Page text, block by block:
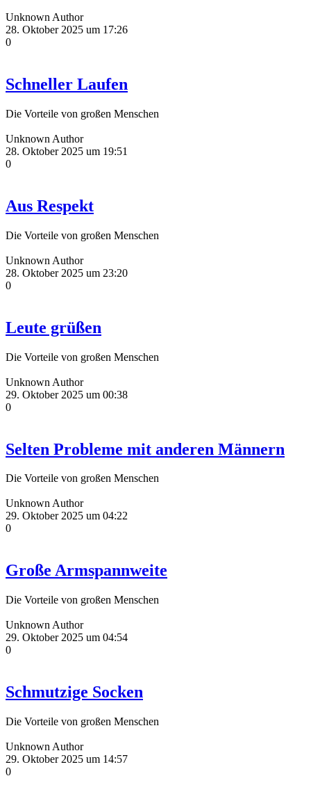
Unknown Author
28. Oktober 2025 um 17:26
0
Schneller Laufen
Die Vorteile von großen Menschen
Unknown Author
28. Oktober 2025 um 19:51
0
Aus Respekt
Die Vorteile von großen Menschen
Unknown Author
28. Oktober 2025 um 23:20
0
Leute grüßen
Die Vorteile von großen Menschen
Unknown Author
29. Oktober 2025 um 00:38
0
Selten Probleme mit anderen Männern
Die Vorteile von großen Menschen
Unknown Author
29. Oktober 2025 um 04:22
0
Große Armspannweite
Die Vorteile von großen Menschen
Unknown Author
29. Oktober 2025 um 04:54
0
Schmutzige Socken
Die Vorteile von großen Menschen
Unknown Author
29. Oktober 2025 um 14:57
0